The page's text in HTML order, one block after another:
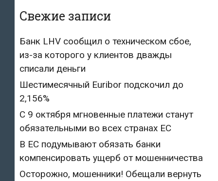
Свежие записи
Банк LHV сообщил о техническом сбое,
из-за которого у клиентов дважды
списали деньги
Шестимесячный Euribor подскочил до
2,156%
С 9 октября мгновенные платежи станут
обязательными во всех странах ЕС
В ЕС подумывают обязать банки
компенсировать ущерб от мошенничества
Осторожно, мошенники! Обещали вернуть